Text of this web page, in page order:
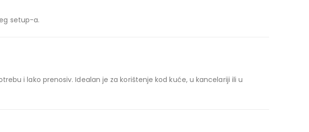
setup-a.
i lako prenosiv. Idealan je za korištenje kod kuće, u kancelariji ili u